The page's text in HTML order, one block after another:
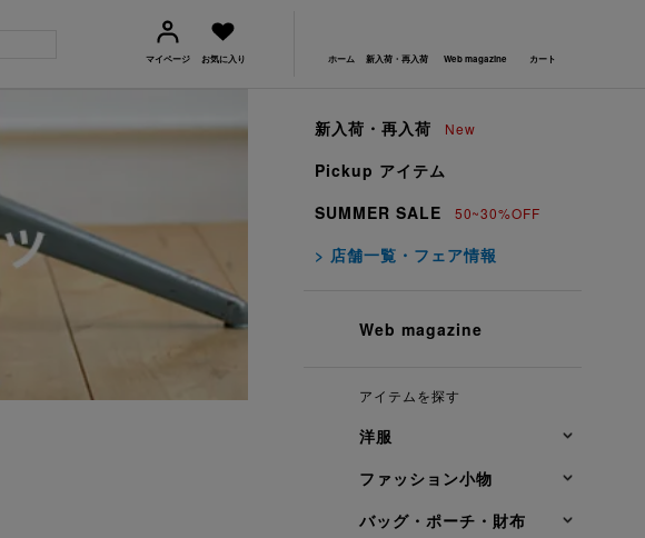
マイページ お気に入り ホーム 新入荷・再入荷 Web magazine カート
新入荷・再入荷 New
Pickup アイテム
SUMMER SALE
50~30%OFF
> 店舗一覧・フェア情報
Web magazine
アイテムを探す
洋服
ファッション小物
バッグ・ポーチ・財布